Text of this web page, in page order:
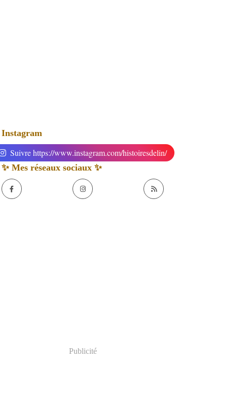
Instagram
Suivre https://www.instagram.com/histoiresdelin/
✨ Mes réseaux sociaux ✨
Publicité